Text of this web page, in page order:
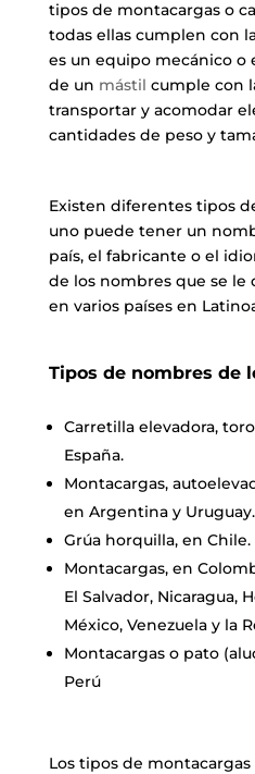
tipos de montacargas o
todas ellas cumplen con
es un equipo mecánico o
de un mástil cumple con
transportar y acomodar
cantidades de peso y
Existen diferentes tipos
uno puede tener un
país, el fabricante o el
de los nombres que se le
en varios países en
Tipos de nombres de
Carretilla elevadora,
España.
Montacargas,
en Argentina y Uruguay.
Grúa horquilla, en Chile.
Montacargas, en
El Salvador, Nicaragua,
México, Venezuela y la
Montacargas o pato
Perú
Los tipos de